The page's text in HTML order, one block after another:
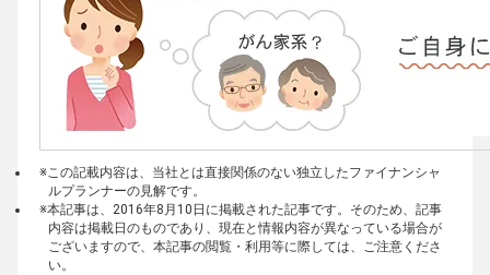
※この記載内容は、当社とは直接関係のない独立したファイナンシャ
ルプランナーの見解です。
※本記事は、2016年8月10日に掲載された記事です。そのため、記事
内容は掲載日のものであり、現在と情報内容が異なっている場合が
ございますので、本記事の閲覧・利用等に際しては、ご注意くださ
い。